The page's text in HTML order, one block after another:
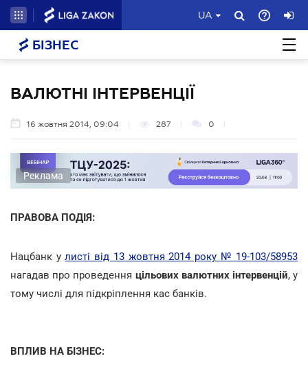
UA
БІЗНЕС
ВАЛЮТНІ ІНТЕРВЕНЦІЇ
16 жовтня 2014, 09:04 287 0
Реклама
ПРАВОВА ПОДІЯ:
Нацбанк улисті від 13 жовтня 2014 року № 19-103/58953
нагадав про проведення цільових валютних інтервенцій, у
тому числі для підкріплення кас банків.
ВПЛИВ НА БІЗНЕС: